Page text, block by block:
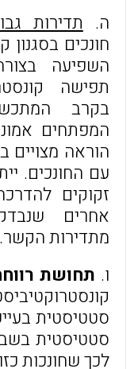
ה. תדירות
חונכים בסגנון
השפיעה
תפישה
בקרב
המפתחים
הוראה מצויים
עם החונכים.
זקוקים
אחרים
מתדירות הקשר.
ו. תחושת
סטטיסטית
סטטיסטית
לכך שחונכות